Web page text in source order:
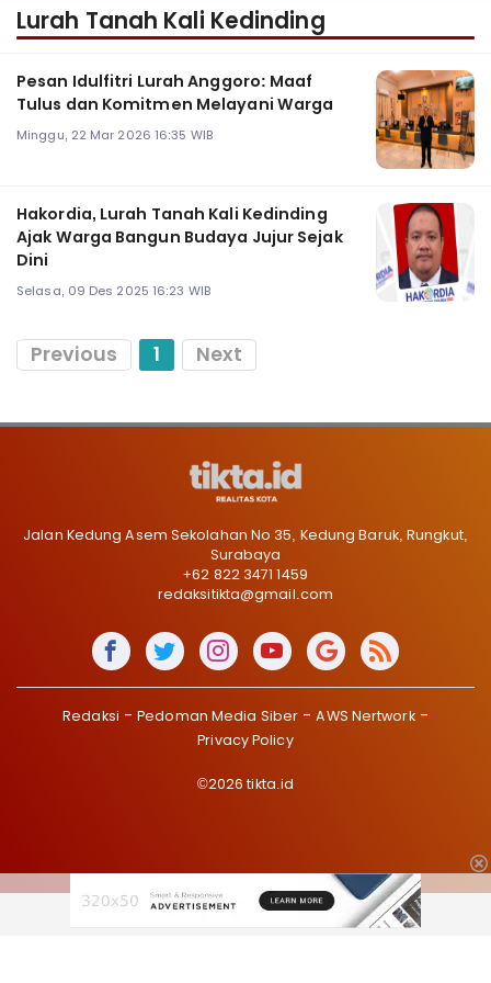
Lurah Tanah Kali Kedinding
Pesan Idulfitri Lurah Anggoro: Maaf
Tulus dan Komitmen Melayani Warga
Minggu, 22 Mar 2026 16:35 WIB
Hakordia, Lurah Tanah Kali Kedinding
Ajak Warga Bangun Budaya Jujur Sejak
Dini
Selasa, 09 Des 2025 16:23 WIB
Previous 1 Next
Jalan Kedung Asem Sekolahan No 35, Kedung Baruk, Rungkut,
Surabaya
+62 822 3471 1459
redaksitikta@gmail.com
Redaksi Pedoman Media Siber
AWS Nertwork
Privacy Policy
©2026 tikta.id